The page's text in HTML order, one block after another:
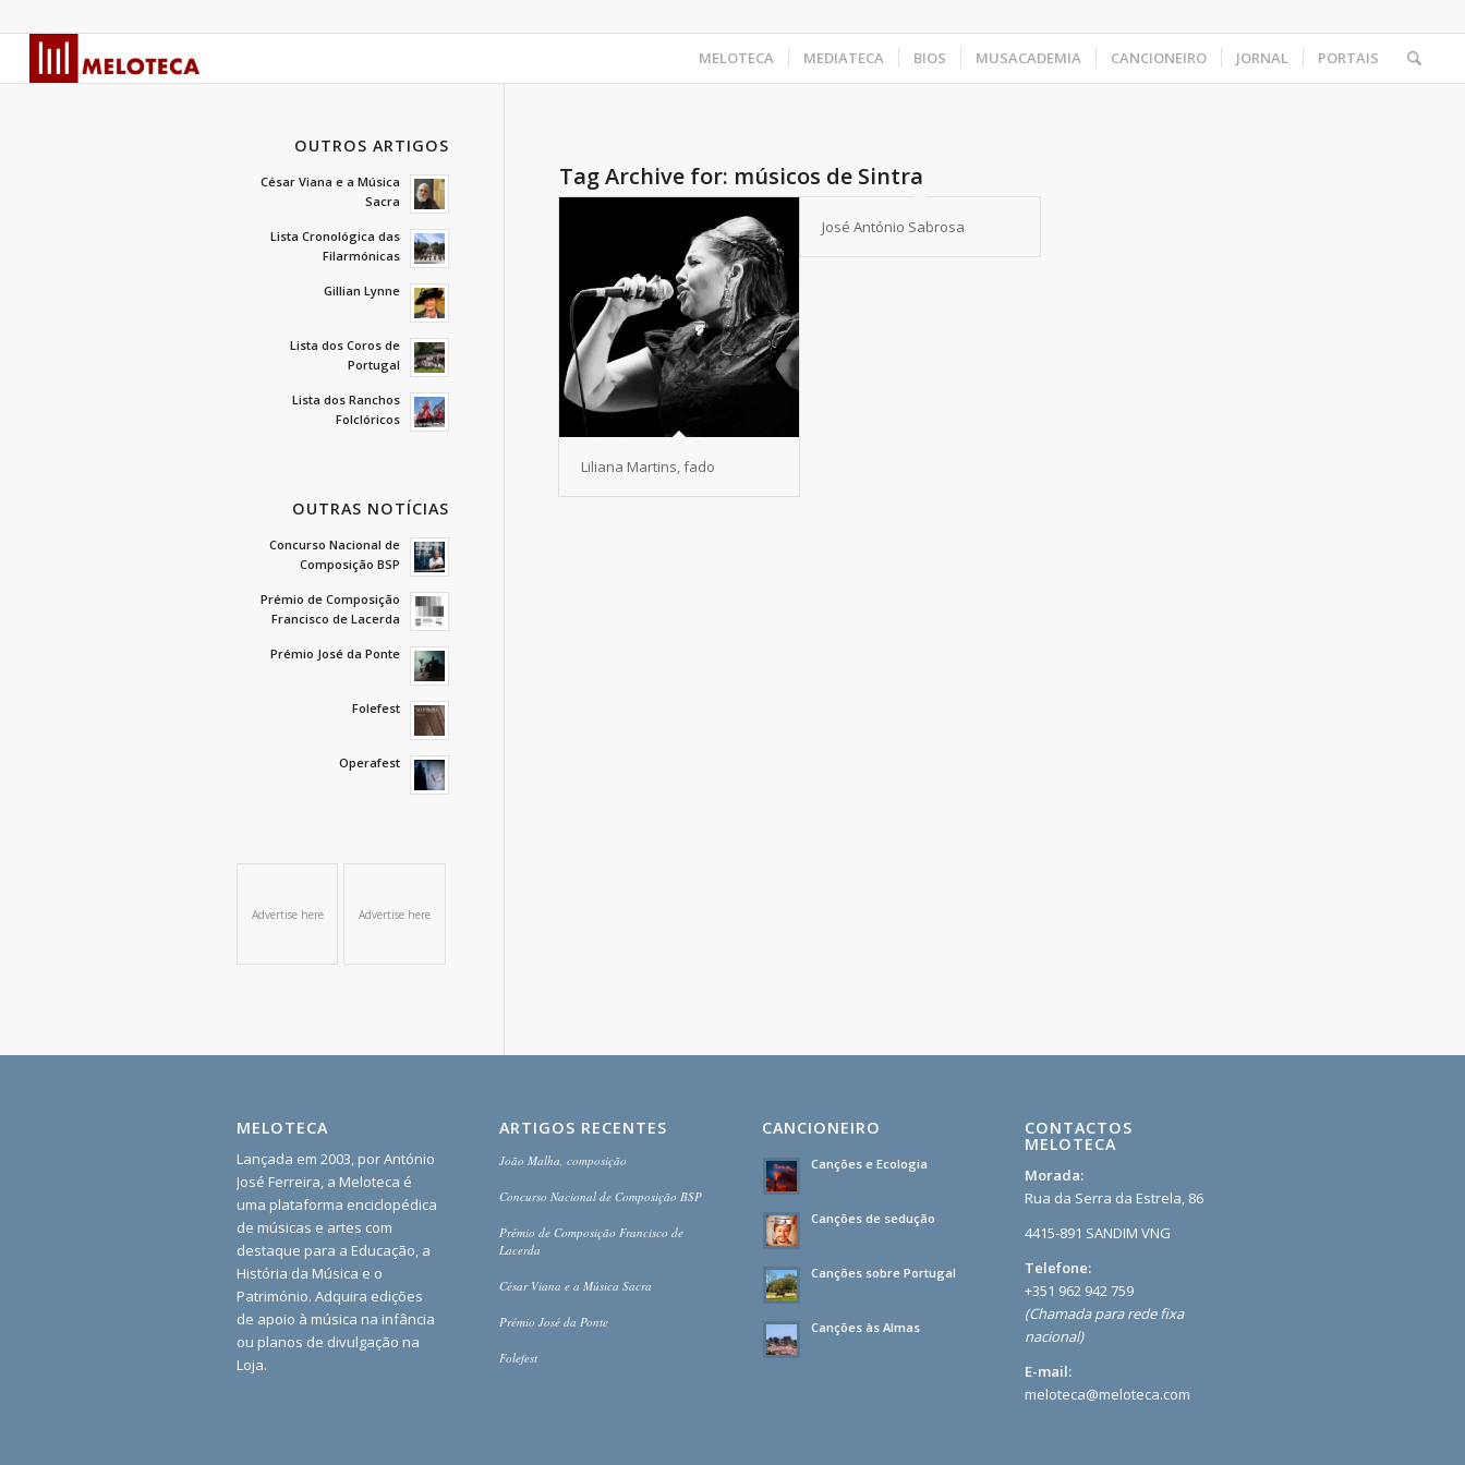
MELOTECA MEDIATECA BIOS MUSACADEMIA CANCIONEIRO JORNAL PORTAIS
Tag Archive for: músicos de Sintra
Liliana Martins, fado
José António Sabrosa
OUTROS ARTIGOS
César Viana e a Música
Sacra
Lista Cronológica das
Filarmónicas
Gillian Lynne
Lista dos Coros de
Portugal
Lista dos Ranchos
Folclóricos
OUTRAS NOTÍCIAS
Concurso Nacional de
Composição BSP
Prémio de Composição
Francisco de Lacerda
Prémio José da Ponte
Folefest
Operafest
Advertise here Advertise here
MELOTECA
Lançada em 2003, por António
José Ferreira, a Meloteca é
uma plataforma enciclopédica
de músicas e artes com
destaque para a Educação, a
História da Música e o
Património. Adquira edições
de apoio à música na infância
ou planos de divulgação na
Loja.
ARTIGOS RECENTES
João Malha, composição
Concurso Nacional de Composição BSP
Prémio de Composição Francisco de
Lacerda
César Viana e a Música Sacra
Prémio José da Ponte
Folefest
CANCIONEIRO
Canções e Ecologia
Canções de sedução
Canções sobre Portugal
Canções às Almas
CONTACTOS
MELOTECA
Morada:
Rua da Serra da Estrela, 86
4415-891 SANDIM VNG
Telefone:
+351 962 942 759
(Chamada para rede fixa
nacional)
E-mail:
meloteca@meloteca.com